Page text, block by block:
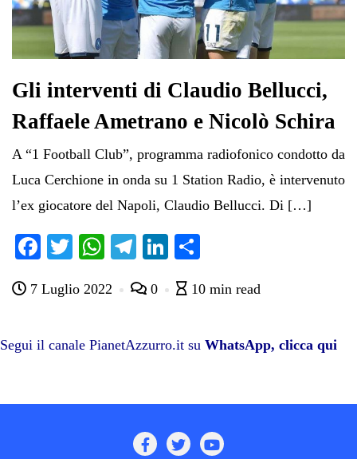
Gli interventi di Claudio Bellucci,
Raffaele Ametrano e Nicolò Schira
A “1 Football Club”, programma radiofonico condotto da
Luca Cerchione in onda su 1 Station Radio, è intervenuto
l’ex giocatore del Napoli, Claudio Bellucci. Di […]
Fa
bo
T
tte
W
ts
pp
Te
gr
m
Li
ed di
di
7 Luglio 2022 0 10 min read
Segui il canale PianetAzzurro.it su WhatsApp, clicca qui